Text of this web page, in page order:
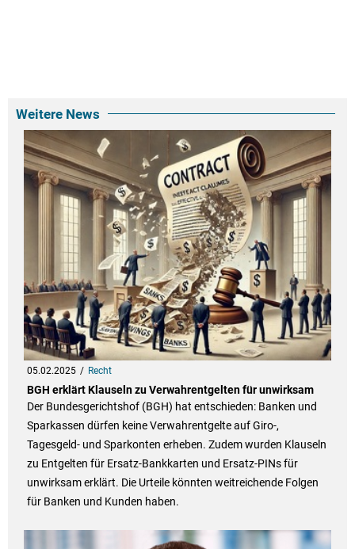
Weitere News
05.02.2025 Recht
BGH erklärt Klauseln zu Verwahrentgelten für unwirksam
Der Bundesgerichtshof (BGH) hat entschieden: Banken und
Sparkassen dürfen keine Verwahrentgelte auf Giro-,
Tagesgeld- und Sparkonten erheben. Zudem wurden Klauseln
zu Entgelten für Ersatz-Bankkarten und Ersatz-PINs für
unwirksam erklärt. Die Urteile könnten weitreichende Folgen
für Banken und Kunden haben.